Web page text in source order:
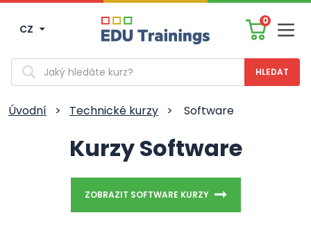
CZ
0
Vyhledávání
Úvodní > Technické kurzy > Software
Kurzy Software
ZOBRAZIT SOFTWARE KURZY